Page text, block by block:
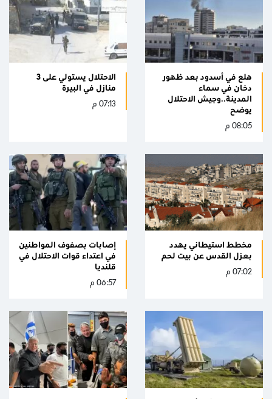
هلع في أسدود بعد ظهور
دخان في سماء
المدينة..وجيش الاحتلال
يوضح
08:05 م
الاحتلال يستولي على 3
منازل في البيرة
07:13 م
مخطط استيطاني يهدد
بعزل القدس عن بيت لحم
07:02 م
إصابات بصفوف المواطنين
في اعتداء قوات الاحتلال في
قلنديا
06:57 م